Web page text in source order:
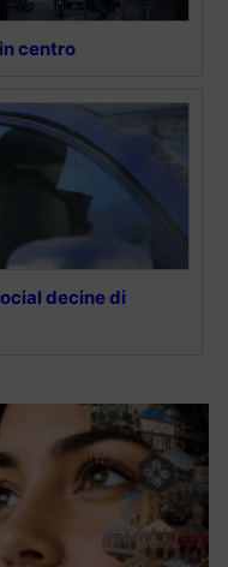
centro
decine di